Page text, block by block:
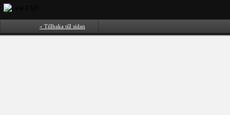
« Tillbaka till sidan